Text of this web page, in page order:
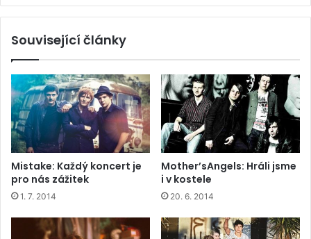
Související články
Mistake: Každý koncert je
pro nás zážitek
1. 7. 2014
Mother’sAngels: Hráli jsme
i v kostele
20. 6. 2014